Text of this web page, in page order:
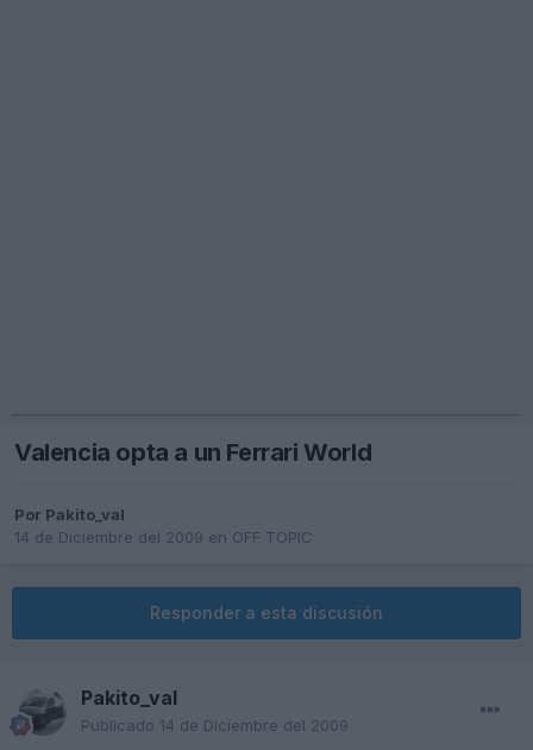
Valencia opta a un Ferrari World
Por Pakito_val
14 de Diciembre del 2009 en OFF TOPIC
Responder a esta discusión
Pakito_val
Publicado 14 de Diciembre del 2009